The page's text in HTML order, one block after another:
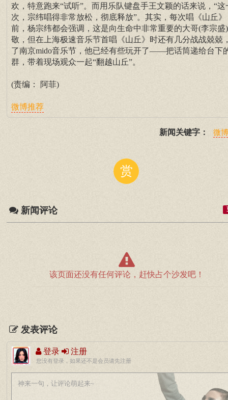
欢，特意跑来“试听”。而用乐队键盘手王文颖的话来说，“这
次，宗纬唱得非常放松，彻底释放”。其实，每次唱《山丘》
前，杨宗纬都会强调，这是向生命中非常重要的大哥(李宗盛
敬，但在上海极速音乐节首唱《山丘》时还有几分战战兢兢
了南京mido音乐节，他已经有些玩开了——把话筒递给台下
群，带着现场观众一起“翻越山丘”。
(责编： 阿菲)
微博推荐
新闻关键字： 微
赏
新闻评论
该页面还没有任何评论，赶快占个沙发吧！
发表评论
登录 注册
您没有登录，如果还不是会员请先注册